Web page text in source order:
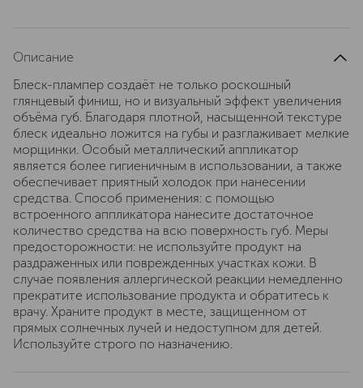
Описание
Блеск-плампер создаёт не только роскошный
глянцевый финиш, но и визуальный эффект увеличения
объёма губ. Благодаря плотной, насыщенной текстуре
блеск идеально ложится на губы и разглаживает мелкие
морщинки. Особый металлический аппликатор
является более гигиеничным в использовании, а также
обеспечивает приятный холодок при нанесении
средства. Способ применения: с помощью
встроенного аппликатора нанесите достаточное
количество средства на всю поверхность губ. Меры
предосторожности: не используйте продукт на
раздраженных или поврежденных участках кожи. В
случае появления аллергической реакции немедленно
прекратите использование продукта и обратитесь к
врачу. Храните продукт в месте, защищенном от
прямых солнечных лучей и недоступном для детей.
Используйте строго по назначению.